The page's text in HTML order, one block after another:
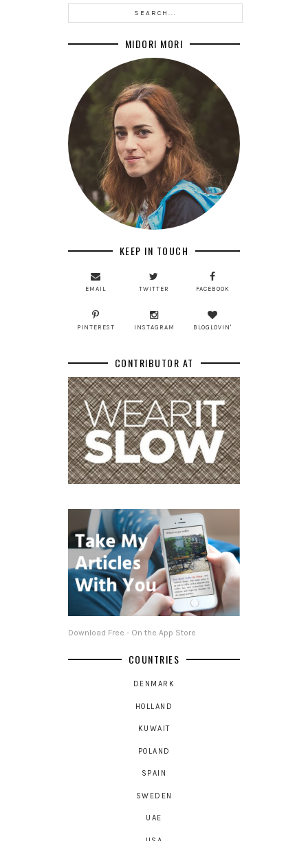
MIDORI MORI
KEEP IN TOUCH
EMAIL TWITTER FACEBOOK
PINTEREST INSTAGRAM BLOGLOVIN'
CONTRIBUTOR AT
Download Free - On the App Store
COUNTRIES
DENMARK
HOLLAND
KUWAIT
POLAND
SPAIN
SWEDEN
UAE